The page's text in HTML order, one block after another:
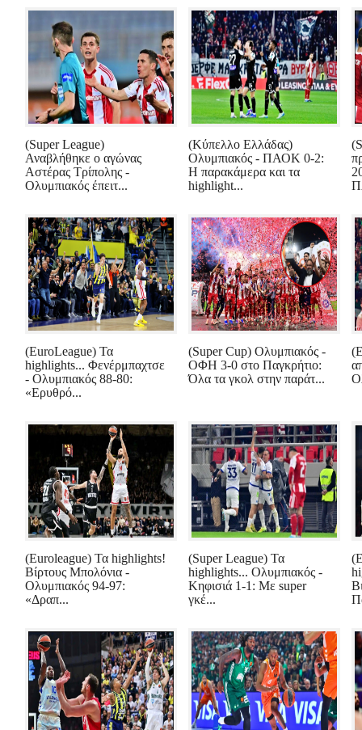
(Super League)
Αναβλήθηκε ο αγώνας
Αστέρας Τρίπολης -
Ολυμπιακός έπειτ...
(Κύπελλο Ελλάδας)
Ολυμπιακός - ΠΑΟΚ 0-2:
Η παρακάμερα και τα
highlight...
(EuroLeague) Τα
highlights... Φενέρμπαχτσε
- Ολυμπιακός 88-80:
«Ερυθρό...
(Super Cup) Ολυμπιακός -
ΟΦΗ 3-0 στο Παγκρήτιο:
Όλα τα γκολ στην παράτ...
(Euroleague) Τα highlights!
Βίρτους Μπολόνια -
Ολυμπιακός 94-97:
«Δραπ...
(Super League) Τα
highlights... Ολυμπιακός -
Κηφισιά 1-1: Με super
γκέ...